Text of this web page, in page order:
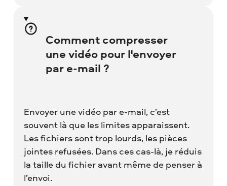
Comment compresser
une vidéo pour l'envoyer
par e-mail ?
Envoyer une vidéo par e-mail, c’est
souvent là que les limites apparaissent.
Les fichiers sont trop lourds, les pièces
jointes refusées. Dans ces cas-là, je réduis
la taille du fichier avant même de penser à
l’envoi.